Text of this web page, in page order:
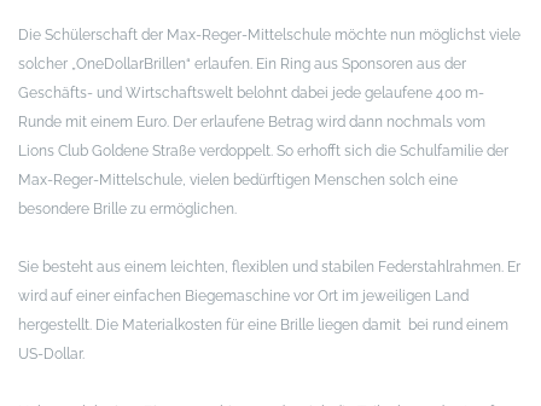
Die Schülerschaft der Max-Reger-Mittelschule möchte nun möglichst viele
solcher „OneDollarBrillen“ erlaufen. Ein Ring aus Sponsoren aus der
Geschäfts- und Wirtschaftswelt belohnt dabei jede gelaufene 400 m-
Runde mit einem Euro. Der erlaufene Betrag wird dann nochmals vom
Lions Club Goldene Straße verdoppelt. So erhofft sich die Schulfamilie der
Max-Reger-Mittelschule, vielen bedürftigen Menschen solch eine
besondere Brille zu ermöglichen.
Sie besteht aus einem leichten, flexiblen und stabilen Federstahlrahmen. Er
wird auf einer einfachen Biegemaschine vor Ort im jeweiligen Land
hergestellt. Die Materialkosten für eine Brille liegen damit bei rund einem
US-Dollar.